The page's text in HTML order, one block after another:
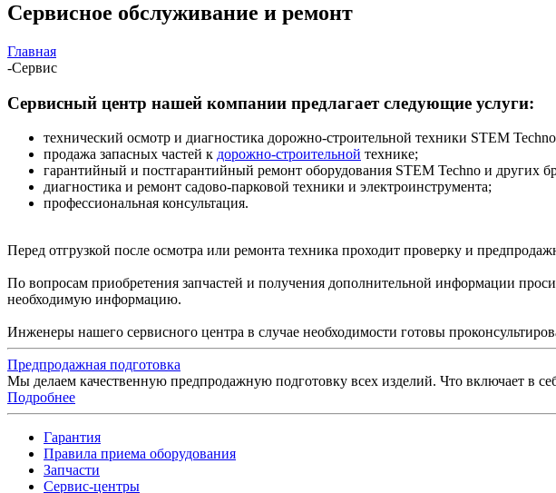
Сервисное обслуживание и ремонт
Главная
-Сервис
Сервисный центр нашей компании предлагает следующие услуги:
технический осмотр и диагностика дорожно-строительной техники STEM
продажа запасных частей к дорожно-строительной технике;
гарантийный и постгарантийный ремонт оборудования STEM Techno и других
диагностика и ремонт садово-парковой техники и электроинструмента;
профессиональная консультация.
Перед отгрузкой после осмотра или ремонта техника проходит проверку и
По вопросам приобретения запчастей и получения дополнительной информации
необходимую информацию.
Инженеры нашего сервисного центра в случае необходимости готовы
Предпродажная подготовка
Мы делаем качественную предпродажную подготовку всех изделий. Что включает в
Подробнее
Гарантия
Правила приема оборудования
Запчасти
Сервис-центры